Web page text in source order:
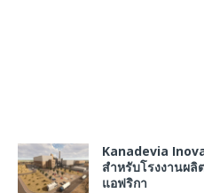
Kanadevia
สำหรับโรงงานผลิ
แอฟริกา